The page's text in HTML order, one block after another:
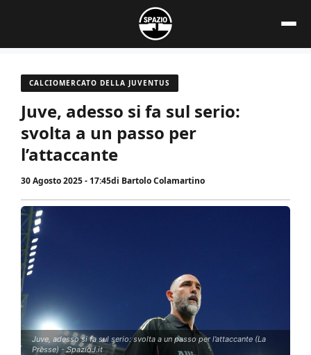
contenuto
CALCIOMERCATO DELLA JUVENTUS
Juve, adesso si fa sul serio:
svolta a un passo per
l’attaccante
30 Agosto 2025 - 17:45di Bartolo Colamartino
Juve, adesso si fa sul serio: svolta a un passo per l’attaccante (La
Presse) - SpazioJ.it